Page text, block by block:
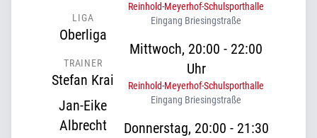
LIGA
Oberliga
TRAINER
Stefan Krai
Jan-Eike
Albrecht
Reinhold-Meyerhof-Schulsporthalle
Eingang Briesingstraße
Mittwoch, 20:00 - 22:00
Uhr
Reinhold-Meyerhof-Schulsporthalle
Eingang Briesingstraße
Donnerstag, 20:00 - 21:30